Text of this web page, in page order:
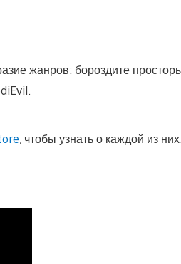
жанров: бороздите
, чтобы узнать о каждой из них.